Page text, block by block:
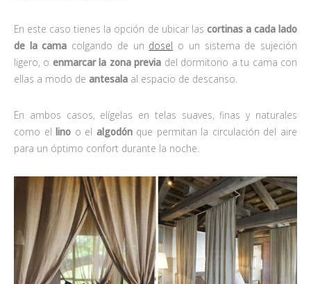
En este caso tienes la opción de ubicar las cortinas a cada lado
de la cama colgando de un dosel o un sistema de sujeción
ligero, o enmarcar la zona previa del dormitorio a tu cama con
ellas a modo de antesala al espacio de descanso.
En ambos casos, elígelas en telas suaves, finas y naturales
como ellino o el algodónque permitan la circulación del aire
para un óptimo confort durante la noche.